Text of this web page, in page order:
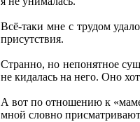
Всё-таки мне с трудом
присутствия.
Странно, но непонятное
не кидалась на него. Оно
А вот по отношению к
мной словно